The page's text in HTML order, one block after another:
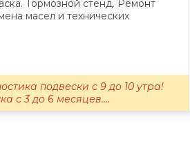
Тормозной стенд. Ремонт
масел и технических
подвески с 9 до 10 утра!
с 3 до 6 месяцев....